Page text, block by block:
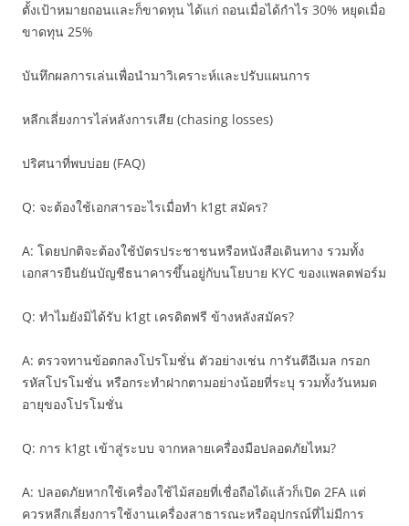
ตั้งเป้าหมายถอนและก็ขาดทุน ได้แก่ ถอนเมื่อได้กำไร 30% หยุดเมื่อ
ขาดทุน 25%
บันทึกผลการเล่นเพื่อนำมาวิเคราะห์และปรับแผนการ
หลีกเลี่ยงการไล่หลังการเสีย (chasing losses)
ปริศนาที่พบบ่อย (FAQ)
Q: จะต้องใช้เอกสารอะไรเมื่อทำ k1gt สมัคร?
A: โดยปกติจะต้องใช้บัตรประชาชนหรือหนังสือเดินทาง รวมทั้ง
เอกสารยืนยันบัญชีธนาคารขึ้นอยู่กับนโยบาย KYC ของแพลตฟอร์ม
Q: ทำไมยังมิได้รับ k1gt เครดิตฟรี ข้างหลังสมัคร?
A: ตรวจทานข้อตกลงโปรโมชั่น ตัวอย่างเช่น การันตีอีเมล กรอก
รหัสโปรโมชั่น หรือกระทำฝากตามอย่างน้อยที่ระบุ รวมทั้งวันหมด
อายุของโปรโมชั่น
Q: การ k1gt เข้าสู่ระบบ จากหลายเครื่องมือปลอดภัยไหม?
A: ปลอดภัยหากใช้เครื่องใช้ไม้สอยที่เชื่อถือได้แล้วก็เปิด 2FA แต่
ควรหลีกเลี่ยงการใช้งานเครื่องสาธารณะหรืออุปกรณ์ที่ไม่มีการ